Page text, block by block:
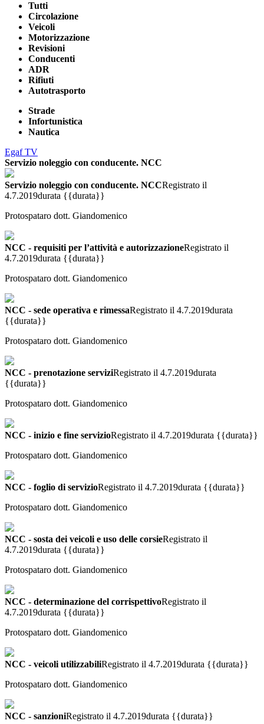
Tutti
Circolazione
Veicoli
Motorizzazione
Revisioni
Conducenti
ADR
Rifiuti
Autotrasporto
Strade
Infortunistica
Nautica
Egaf TV
Servizio noleggio con conducente. NCC
Servizio noleggio con conducente. NCCRegistrato il
4.7.2019durata {{durata}}
Protospataro dott. Giandomenico
NCC - requisiti per l’attività e autorizzazioneRegistrato il
4.7.2019durata {{durata}}
Protospataro dott. Giandomenico
NCC - sede operativa e rimessaRegistrato il 4.7.2019durata
{{durata}}
Protospataro dott. Giandomenico
NCC - prenotazione serviziRegistrato il 4.7.2019durata
{{durata}}
Protospataro dott. Giandomenico
NCC - inizio e fine servizioRegistrato il 4.7.2019durata {{durata}}
Protospataro dott. Giandomenico
NCC - foglio di servizioRegistrato il 4.7.2019durata {{durata}}
Protospataro dott. Giandomenico
NCC - sosta dei veicoli e uso delle corsieRegistrato il
4.7.2019durata {{durata}}
Protospataro dott. Giandomenico
NCC - determinazione del corrispettivoRegistrato il
4.7.2019durata {{durata}}
Protospataro dott. Giandomenico
NCC - veicoli utilizzabiliRegistrato il 4.7.2019durata {{durata}}
Protospataro dott. Giandomenico
NCC - sanzioniRegistrato il 4.7.2019durata {{durata}}